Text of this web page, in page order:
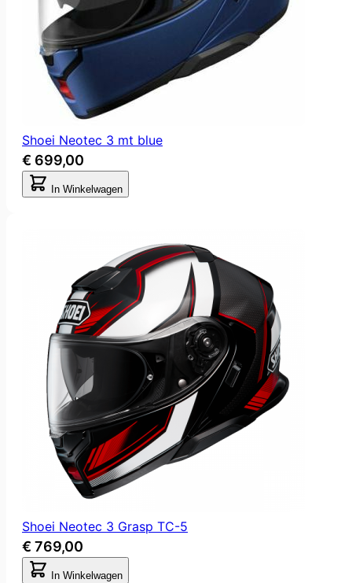
Shoei Neotec 3 mt blue
€ 699,00
In Winkelwagen
Shoei Neotec 3 Grasp TC-5
€ 769,00
In Winkelwagen